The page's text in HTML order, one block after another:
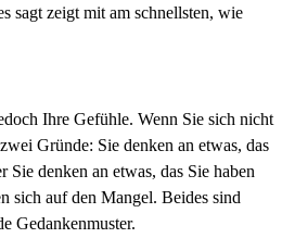
sagt zeigt mit am schnellsten, wie
Ihre Gefühle. Wenn Sie sich nicht
Gründe: Sie denken an etwas, das
Sie denken an etwas, das Sie haben
sich auf den Mangel. Beides sind
Gedankenmuster.